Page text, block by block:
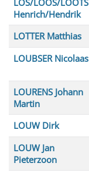
LOS/LOOS/LOOTS
Henrich/Hendrik
LOTTER Matthias
LOUBSER Nicolaas
LOURENS Johann
Martin
LOUW Dirk
LOUW Jan
Pieterzoon